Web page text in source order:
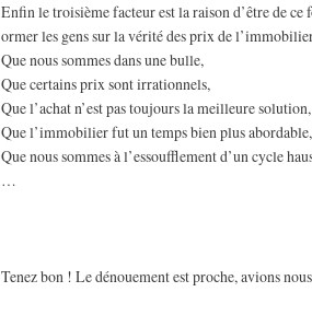
Enfin le troisième facteur est la raison d’être de
ormer les gens sur la vérité des prix de
Que nous sommes dans une bulle,
Que certains prix sont irrationnels,
Que l’achat n’est pas toujours la meilleure solution,
Que l’immobilier fut un temps bien plus abordable,
Que nous sommes à l’essoufflement d’un cycle
…
Tenez bon ! Le dénouement est proche, avions